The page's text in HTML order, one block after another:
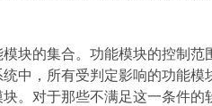
块的集合。功能模块的控制范
中，所有受判定影响的功能模
。对于那些不满足这一条件的